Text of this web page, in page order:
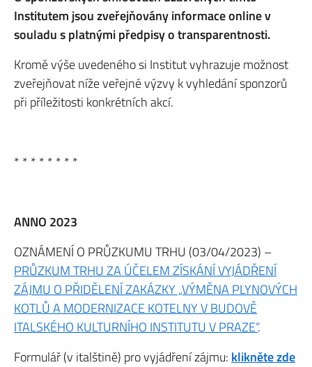
Institutem jsou zveřejňovány informace online v
souladu s platnými předpisy o transparentnosti.
Kromě výše uvedeného si Institut vyhrazuje možnost
zveřejňovat níže veřejné výzvy k vyhledání sponzorů
při příležitosti konkrétních akcí.
* * * * * * * *
ANNO 2023
OZNÁMENÍ O PRŮZKUMU TRHU (03/04/2023) –
PRŮZKUM TRHU ZA ÚČELEM ZÍSKÁNÍ VYJÁDŘENÍ
ZÁJMU O PŘIDĚLENÍ ZAKÁZKY „VÝMĚNA PLYNOVÝCH
KOTLŮ A MODERNIZACE KOTELNY V BUDOVĚ
ITALSKÉHO KULTURNÍHO INSTITUTU V PRAZE“.
Formulář (v italštině) pro vyjádření zájmu: klikněte zde